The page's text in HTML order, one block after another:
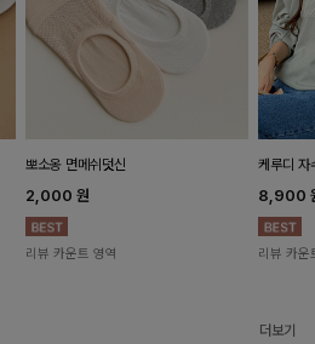
뽀소옹 면메쉬덧신
2,000 원
리뷰 카운트 영역
케루디 자
8,900
리뷰 카운
더보기